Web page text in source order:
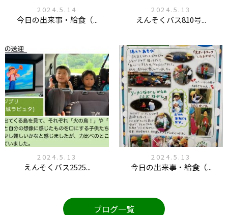
2024.5.14
今日の出来事・給食（...
2024.5.13
えんそくバス810号...
2024.5.13
えんそくバス2525...
2024.5.13
今日の出来事・給食（...
ブログ一覧